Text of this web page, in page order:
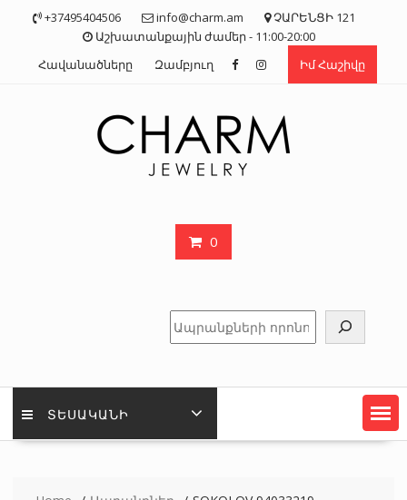
+37495404506 info@charm.am
ՉԱՐԵՆՑԻ 121
Աշխատանքային ժամեր - 11:00-20:00
Հավանածները
Զամբյուղ Իմ Հաշիվը
0
Որոնել
ՏԵՍԱԿԱՆԻ